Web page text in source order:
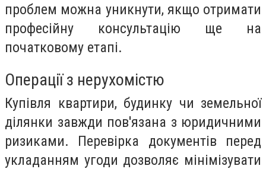
проблем можна уникнути, якщо отримати
професійну консультацію ще на
початковому етапі.
Операції з нерухомістю
Купівля квартири, будинку чи земельної
ділянки завжди пов'язана з юридичними
ризиками. Перевірка документів перед
укладанням угоди дозволяє мінімізувати